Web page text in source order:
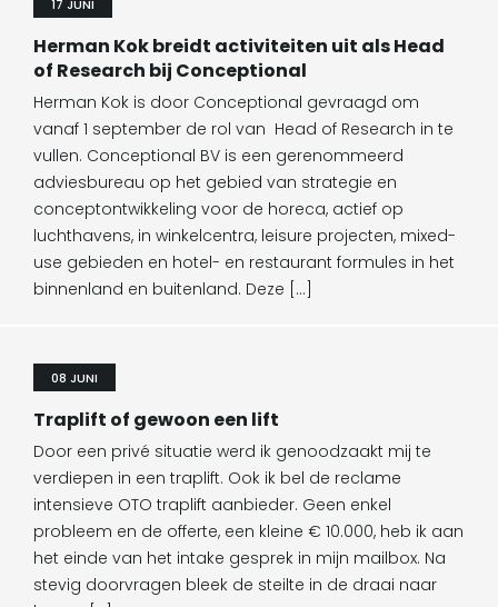
17 JUNI
Herman Kok breidt activiteiten uit als Head
of Research bij Conceptional
Herman Kok is door Conceptional gevraagd om
vanaf 1 september de rol van Head of Research in te
vullen. Conceptional BV is een gerenommeerd
adviesbureau op het gebied van strategie en
conceptontwikkeling voor de horeca, actief op
luchthavens, in winkelcentra, leisure projecten, mixed-
use gebieden en hotel- en restaurant formules in het
binnenland en buitenland. Deze […]
08 JUNI
Traplift of gewoon een lift
Door een privé situatie werd ik genoodzaakt mij te
verdiepen in een traplift. Ook ik bel de reclame
intensieve OTO traplift aanbieder. Geen enkel
probleem en de offerte, een kleine € 10.000, heb ik aan
het einde van het intake gesprek in mijn mailbox. Na
stevig doorvragen bleek de steilte in de draai naar